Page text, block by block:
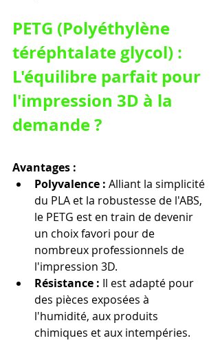
PETG (Polyéthylène
téréphtalate glycol) :
L'équilibre parfait pour
l'impression 3D à la
demande ?
Avantages :
Polyvalence : Alliant la simplicité
du PLA et la robustesse de l'ABS,
le PETG est en train de devenir
un choix favori pour de
nombreux professionnels de
l'impression 3D.
Résistance : Il est adapté pour
des pièces exposées à
l'humidité, aux produits
chimiques et aux intempéries.